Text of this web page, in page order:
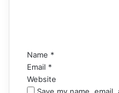
Name *
Email *
Website